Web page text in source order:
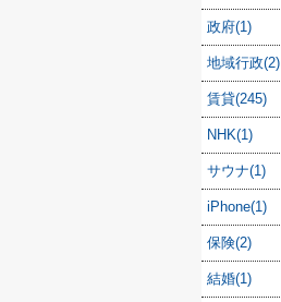
政府(1)
地域行政(2)
賃貸(245)
NHK(1)
サウナ(1)
iPhone(1)
保険(2)
結婚(1)